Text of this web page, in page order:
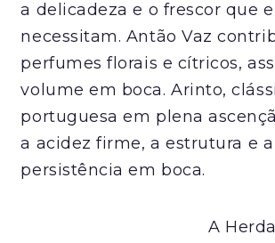
a delicadeza e o frescor que
necessitam. Antão Vaz
perfumes florais e cítricos,
volume em boca. Arinto,
portuguesa em plena
a acidez firme, a estrutura e a
persistência em boca.
A